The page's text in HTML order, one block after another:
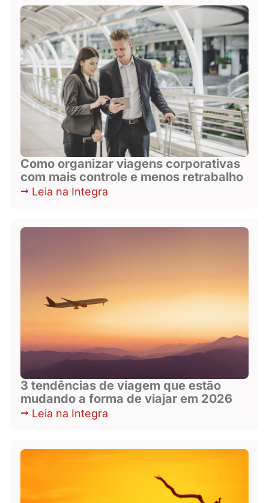
Como organizar viagens corporativas
com mais controle e menos retrabalho
Leia na Integra
3 tendências de viagem que estão
mudando a forma de viajar em 2026
Leia na Integra